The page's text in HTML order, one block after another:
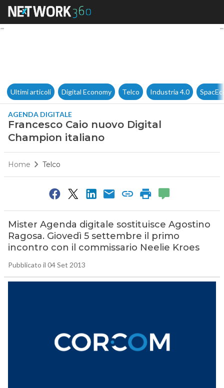
Francesco Caio nuovo
Ultimi articoli Digital Economy Telco Industria 4.0
AGENDA DIGITALE
Francesco Caio nuovo Digital
Champion italiano
Home Telco
Mister Agenda digitale sostituisce Agostino
Ragosa. Giovedì 5 settembre il primo
incontro con il commissario Neelie Kroes
Pubblicato il 04 Set 2013